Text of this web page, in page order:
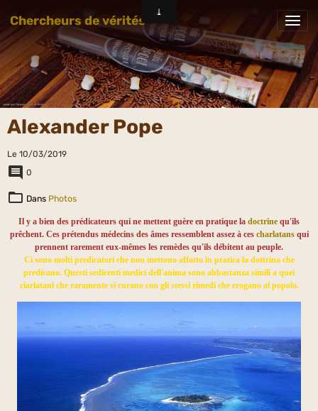
Chercheurs de vérités
Alexander Pope
Le 10/03/2019
0
Dans Photos
Il y a bien des prédicateurs qui ne mettent guère en pratique la doctrine qu'ils
prêchent. Ces prétendus médecins des âmes ressemblent assez à ces charlatansqui
prennent rarement eux-mêmes les remèdes qu'ils débitent au peuple.
Ci sono molti predicatori che non mettono affatto in pratica la dottrina che
predicano. Questi sedicenti medici dell'anima sono abbastanza simili a quei
ciarlatani che raramente si curano con gli stessi rimedi che erogano al popolo.